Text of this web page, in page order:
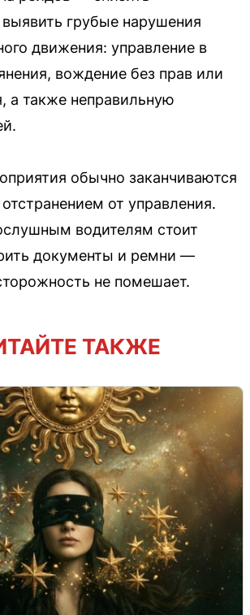
грубые нарушения
движения: управление в
вождение без прав или
а также неправильную
обычно заканчиваются
от управления.
водителям стоит
документы и ремни —
не помешает.
ТАКЖЕ